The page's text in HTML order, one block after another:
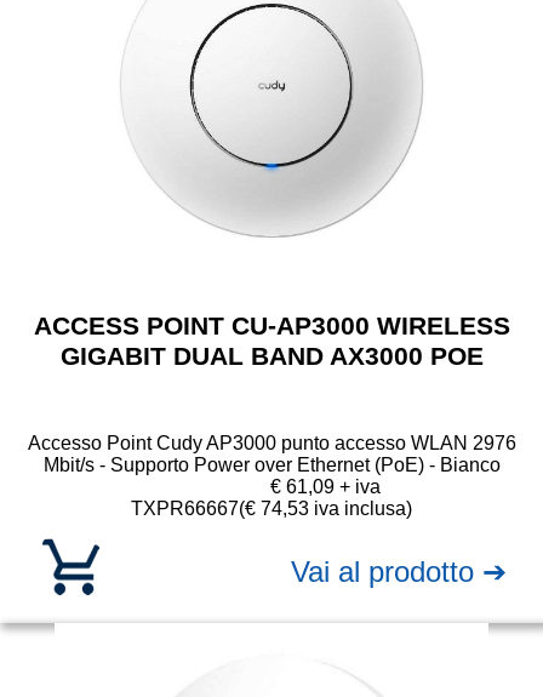
ACCESS POINT CU-AP3000 WIRELESS
GIGABIT DUAL BAND AX3000 POE
Accesso Point Cudy AP3000 punto accesso WLAN 2976
Mbit/s - Supporto Power over Ethernet (PoE) - Bianco
TXPR66667
€ 61,09 + iva
(€ 74,53 iva inclusa)
Vai al prodotto ➔